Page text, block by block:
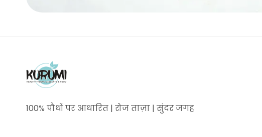
100% पौधों पर आधारित | रोज ताज़ा | सुंदर जगह